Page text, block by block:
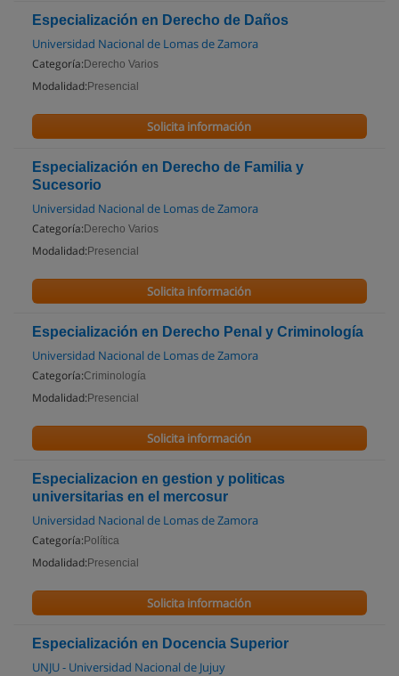
Especialización en Derecho de Daños
Universidad Nacional de Lomas de Zamora
Categoría: Derecho Varios
Modalidad: Presencial
Solicita información
Especialización en Derecho de Familia y
Sucesorio
Universidad Nacional de Lomas de Zamora
Categoría: Derecho Varios
Modalidad: Presencial
Solicita información
Especialización en Derecho Penal y Criminología
Universidad Nacional de Lomas de Zamora
Categoría:Criminología
Modalidad: Presencial
Solicita información
Especializacion en gestion y politicas
universitarias en el mercosur
Universidad Nacional de Lomas de Zamora
Categoría: Política
Modalidad: Presencial
Solicita información
Especialización en Docencia Superior
UNJU - Universidad Nacional de Jujuy